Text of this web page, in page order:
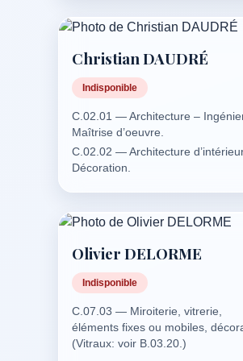
Christian DAUDRÉ
Indisponible
C.02.01 — Architecture –
Maîtrise d’oeuvre.
C.02.02 — Architecture
Décoration.
Olivier DELORME
Indisponible
C.07.03 — Miroiterie, vitrerie,
éléments fixes ou mobiles,
(Vitraux: voir B.03.20.)